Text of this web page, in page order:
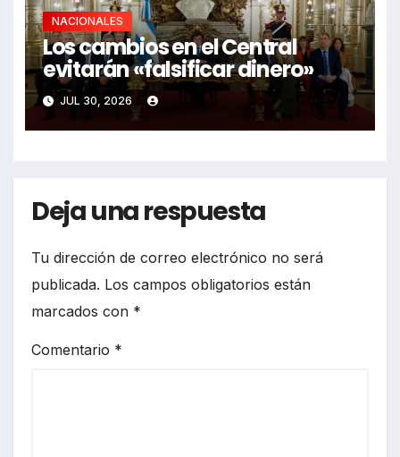
NACIONALES
Los cambios en el Central
evitarán «falsificar dinero»
JUL 30, 2026
Deja una respuesta
Tu dirección de correo electrónico no será
publicada. Los campos obligatorios están
marcados con *
Comentario *